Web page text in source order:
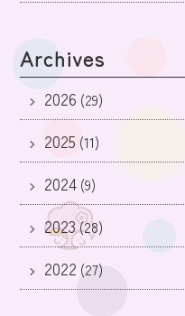
Archives
2026 (29)
2025 (11)
2024 (9)
2023(28)
2022 (27)